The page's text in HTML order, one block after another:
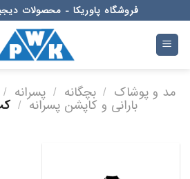
to
content
فروشگاه پاوریکا - محصولات
مد و پوشاک / بچگانه / پسرانه /
بارانی و کاپشن پسرانه /